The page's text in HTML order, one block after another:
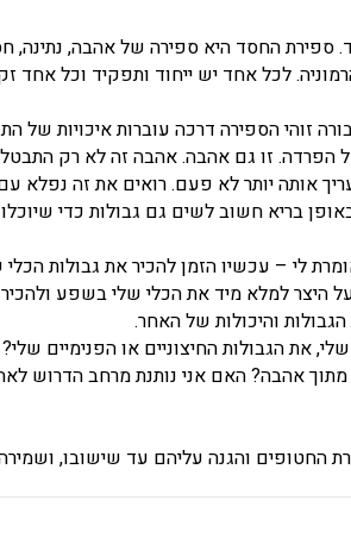
ספירת החסד היא ספירה של אהבה,
לכל אחד יש ייחוד ותפקיד וכל אחד
זוהי הספירה דרכה עוברות איכויות של
זו גם אהבה. אהבה זה לא רק
אותה יותר לא פעם. רואים את זה נפלא
בריא חשוב לשים גם גבולות כדי
לי – עכשיו הזמן להכיר את גבולות
היצר למלא מיד את הכלי שלי בשפע
והיכולות של האחר.
את הגבולות החיצוניים או הפנימיים
מתוך אהבה? האם אני נותנת מרחב הדרוש
והגנה עליהם עד שישובו, ושמירה